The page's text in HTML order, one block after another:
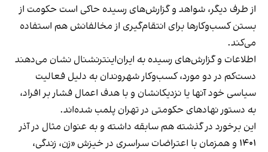
از طرف دیگر، شواهد و گزارش‌های رسیده حاکی است حکومت از
بستن کسب‌وکارها برای انتقام‌گیری از مخالفانش هم استفاده
می‌کند.
اطلاعات و گزارش‌های رسیده به ایران‌اینترنشنال نشان می‌دهند
دست‌کم در دو مورد، کسب‌وکار شهروندان به دلیل فعالیت
سیاسی خود آنها یا نزدیکانشان و با هدف اعمال فشار بر افراد،
به دستور نهادهای حکومتی در تهران پلمب شده‌اند.
این برخورد در گذشته هم سابقه داشته و به عنوان مثال در آذر
۱۴۰۱ و همزمان با اعتراضات سراسری در خیزش «زن، زندگی،